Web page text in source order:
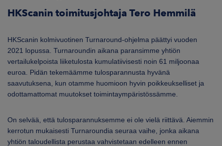
HKScanin toimitusjohtaja Tero Hemmilä
HKScanin kolmivuotinen Turnaround-ohjelma päättyi vuoden
2021 lopussa. Turnaroundin aikana paransimme yhtiön
vertailukelpoista liiketulosta kumulatiivisesti noin 61 miljoonaa
euroa. Pidän tekemäämme tulosparannusta hyvänä
saavutuksena, kun otamme huomioon hyvin poikkeukselliset ja
odottamattomat muutokset toimintaympäristössämme.
On selvää, että tulosparannuksemme ei ole vielä riittävä. Aiemmin
kerrotun mukaisesti Turnaroundia seuraa vaihe, jonka aikana
yhtiön taloudellista perustaa vahvistetaan edelleen ennen